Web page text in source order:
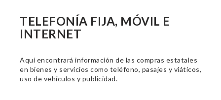
TELEFONÍA FIJA, MÓVIL E
INTERNET
Aquí encontrará información de las compras estatales
en bienes y servicios como teléfono, pasajes y viáticos,
uso de vehículos y publicidad.